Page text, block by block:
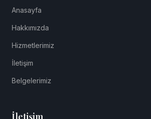
Anasayfa
Hakkımızda
Hizmetlerimiz
İletişim
Belgelerimiz
İletişim